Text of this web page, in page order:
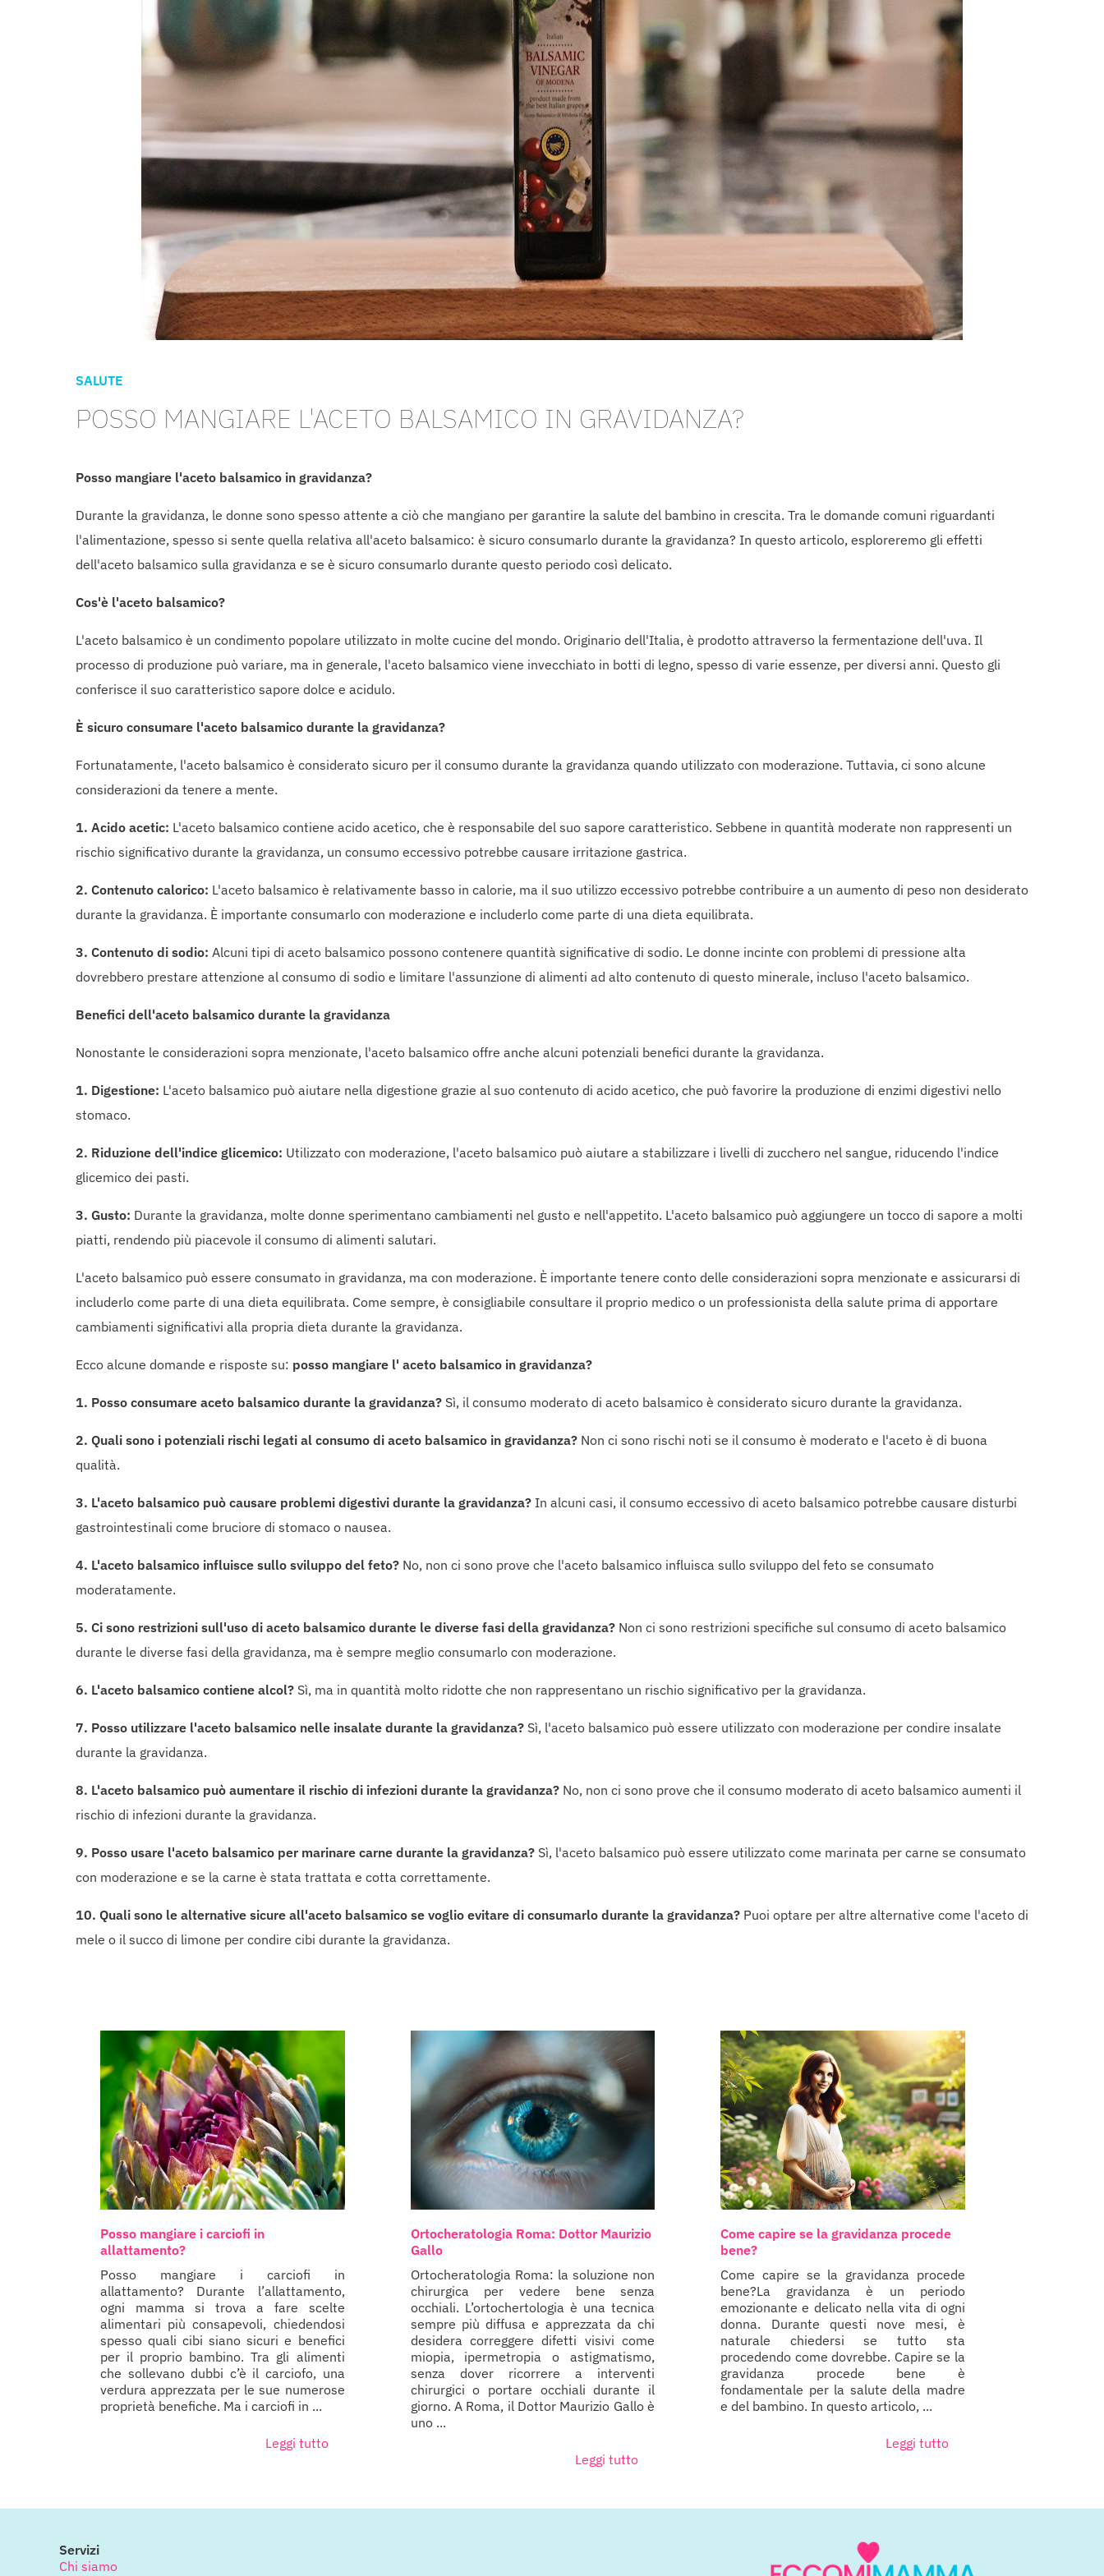
SALUTE
POSSO MANGIARE L'ACETO BALSAMICO IN GRAVIDANZA?
Posso mangiare l'aceto balsamico in gravidanza?
Durante la gravidanza, le donne sono spesso attente a ciò che mangiano per garantire la salute del bambino in crescita. Tra le domande comuni riguardanti
l'alimentazione, spesso si sente quella relativa all'aceto balsamico: è sicuro consumarlo durante la gravidanza? In questo articolo, esploreremo gli effetti
dell'aceto balsamico sulla gravidanza e se è sicuro consumarlo durante questo periodo così delicato.
Cos'è l'aceto balsamico?
L'aceto balsamico è un condimento popolare utilizzato in molte cucine del mondo. Originario dell'Italia, è prodotto attraverso la fermentazione dell'uva. Il
processo di produzione può variare, ma in generale, l'aceto balsamico viene invecchiato in botti di legno, spesso di varie essenze, per diversi anni. Questo gli
conferisce il suo caratteristico sapore dolce e acidulo.
È sicuro consumare l'aceto balsamico durante la gravidanza?
Fortunatamente, l'aceto balsamico è considerato sicuro per il consumo durante la gravidanza quando utilizzato con moderazione. Tuttavia, ci sono alcune
considerazioni da tenere a mente.
1. Acido acetic: L'aceto balsamico contiene acido acetico, che è responsabile del suo sapore caratteristico. Sebbene in quantità moderate non rappresenti un
rischio significativo durante la gravidanza, un consumo eccessivo potrebbe causare irritazione gastrica.
2. Contenuto calorico: L'aceto balsamico è relativamente basso in calorie, ma il suo utilizzo eccessivo potrebbe contribuire a un aumento di peso non desiderato
durante la gravidanza. È importante consumarlo con moderazione e includerlo come parte di una dieta equilibrata.
3. Contenuto di sodio: Alcuni tipi di aceto balsamico possono contenere quantità significative di sodio. Le donne incinte con problemi di pressione alta
dovrebbero prestare attenzione al consumo di sodio e limitare l'assunzione di alimenti ad alto contenuto di questo minerale, incluso l'aceto balsamico.
Benefici dell'aceto balsamico durante la gravidanza
Nonostante le considerazioni sopra menzionate, l'aceto balsamico offre anche alcuni potenziali benefici durante la gravidanza.
1. Digestione: L'aceto balsamico può aiutare nella digestione grazie al suo contenuto di acido acetico, che può favorire la produzione di enzimi digestivi nello
stomaco.
2. Riduzione dell'indice glicemico: Utilizzato con moderazione, l'aceto balsamico può aiutare a stabilizzare i livelli di zucchero nel sangue, riducendo l'indice
glicemico dei pasti.
3. Gusto: Durante la gravidanza, molte donne sperimentano cambiamenti nel gusto e nell'appetito. L'aceto balsamico può aggiungere un tocco di sapore a molti
piatti, rendendo più piacevole il consumo di alimenti salutari.
L'aceto balsamico può essere consumato in gravidanza, ma con moderazione. È importante tenere conto delle considerazioni sopra menzionate e assicurarsi di
includerlo come parte di una dieta equilibrata. Come sempre, è consigliabile consultare il proprio medico o un professionista della salute prima di apportare
cambiamenti significativi alla propria dieta durante la gravidanza.
Ecco alcune domande e risposte su: posso mangiare l' aceto balsamico in gravidanza?
1. Posso consumare aceto balsamico durante la gravidanza? Sì, il consumo moderato di aceto balsamico è considerato sicuro durante la gravidanza.
2. Quali sono i potenziali rischi legati al consumo di aceto balsamico in gravidanza? Non ci sono rischi noti se il consumo è moderato e l'aceto è di buona
qualità.
3. L'aceto balsamico può causare problemi digestivi durante la gravidanza? In alcuni casi, il consumo eccessivo di aceto balsamico potrebbe causare disturbi
gastrointestinali come bruciore di stomaco o nausea.
4. L'aceto balsamico influisce sullo sviluppo del feto? No, non ci sono prove che l'aceto balsamico influisca sullo sviluppo del feto se consumato
moderatamente.
5. Ci sono restrizioni sull'uso di aceto balsamico durante le diverse fasi della gravidanza? Non ci sono restrizioni specifiche sul consumo di aceto balsamico
durante le diverse fasi della gravidanza, ma è sempre meglio consumarlo con moderazione.
6. L'aceto balsamico contiene alcol? Sì, ma in quantità molto ridotte che non rappresentano un rischio significativo per la gravidanza.
7. Posso utilizzare l'aceto balsamico nelle insalate durante la gravidanza? Sì, l'aceto balsamico può essere utilizzato con moderazione per condire insalate
durante la gravidanza.
8. L'aceto balsamico può aumentare il rischio di infezioni durante la gravidanza? No, non ci sono prove che il consumo moderato di aceto balsamico aumenti il
rischio di infezioni durante la gravidanza.
9. Posso usare l'aceto balsamico per marinare carne durante la gravidanza? Sì, l'aceto balsamico può essere utilizzato come marinata per carne se consumato
con moderazione e se la carne è stata trattata e cotta correttamente.
10. Quali sono le alternative sicure all'aceto balsamico se voglio evitare di consumarlo durante la gravidanza? Puoi optare per altre alternative come l'aceto di
mele o il succo di limone per condire cibi durante la gravidanza.
Posso mangiare i carciofi in
allattamento?
Posso mangiare i carciofi in
allattamento? Durante l’allattamento,
ogni mamma si trova a fare scelte
alimentari più consapevoli, chiedendosi
spesso quali cibi siano sicuri e benefici
per il proprio bambino. Tra gli alimenti
che sollevano dubbi c’è il carciofo, una
verdura apprezzata per le sue numerose
proprietà benefiche. Ma i carciofi in ...
Leggi tutto
Ortocheratologia Roma: Dottor Maurizio
Gallo
Ortocheratologia Roma: la soluzione non
chirurgica per vedere bene senza
occhiali. L’ortochertologia è una tecnica
sempre più diffusa e apprezzata da chi
desidera correggere difetti visivi come
miopia, ipermetropia o astigmatismo,
senza dover ricorrere a interventi
chirurgici o portare occhiali durante il
giorno. A Roma, il Dottor Maurizio Gallo è
uno ...
Leggi tutto
Come capire se la gravidanza procede
bene?
Come capire se la gravidanza procede
bene?La gravidanza è un periodo
emozionante e delicato nella vita di ogni
donna. Durante questi nove mesi, è
naturale chiedersi se tutto sta
procedendo come dovrebbe. Capire se la
gravidanza procede bene è
fondamentale per la salute della madre
e del bambino. In questo articolo, ...
Leggi tutto
Servizi
Chi siamo